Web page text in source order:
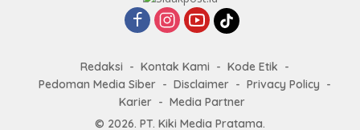
Redaksi Kontak Kami
Kode Etik
Pedoman Media Siber
Disclaimer
Privacy Policy
Karier
Media Partner
© 2026. PT. Kiki Media Pratama.